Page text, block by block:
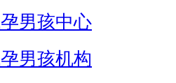
男孩中心
男孩机构